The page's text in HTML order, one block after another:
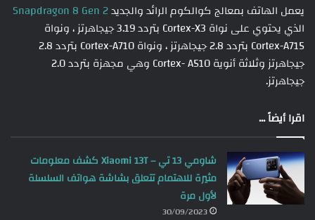
يعمل الهاتف بمعالج كوالكوم الرائد والجديدSnapdragon 8 Gen 2
الذي يحتوي على نواة Cortex-X3 بتردد 3.19 جيجاهرتز ، ونواة
Cortex-A715 بتردد 2.8 جيجاهرتز ، ونواة Cortex-A710 بتردد 2.8
جيجاهرتز وثلاثة أنوية Cortex- A510 وهي مجهزة بتردد 2.0
جيجاهرتز.
اقرا أيضاً ...
شاومي 13 تي – Xiaomi 13T كشف معلومات
مثيرة للاهتمام تتعلق بشاشة هواتف السلسلة
لأول مرة
30/09/2023